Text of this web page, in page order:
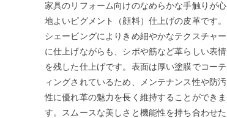
家具のリフォーム向けのなめらかな手触りが心
地よいピグメント（顔料）仕上げの皮革です。
シェービングによりきめ細やかなテクスチャー
に仕上げながらも、シボや筋など革らしい表情
を残した仕上げです。表面は厚い塗膜でコーテ
ィングされているため、メンテナンス性や防汚
性に優れ革の魅力を長く維持することができま
す。スムースな美しさと機能性を持ち合わせた